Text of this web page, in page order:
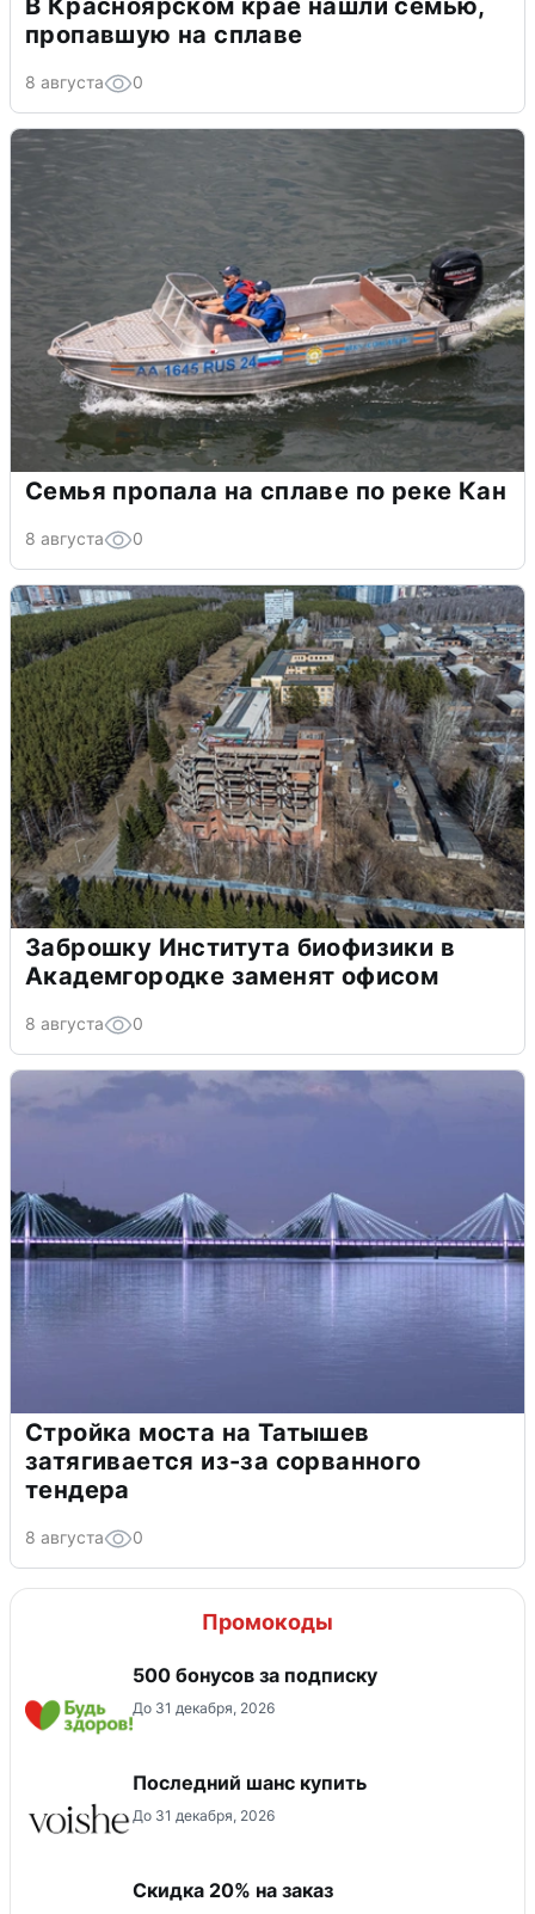
пропавшую на сплаве
8 августа 0
Семья пропала на сплаве по реке Кан
8 августа 0
Заброшку Института биофизики в
Академгородке заменят офисом
8 августа 0
Стройка моста на Татышев
затягивается из-за сорванного
тендера
8 августа 0
Промокоды
500 бонусов за подписку
До 31 декабря, 2026
Последний шанс купить
До 31 декабря, 2026
Скидка 20% на заказ